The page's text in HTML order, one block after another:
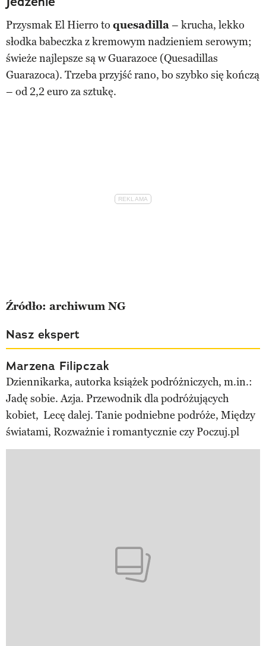
Przysmak El Hierro to quesadilla– krucha, lekko
słodka babeczka z kremowym nadzieniem serowym;
świeże najlepsze są w Guarazoce (Quesadillas
Guarazoca). Trzeba przyjść rano, bo szybko się kończą
– od 2,2 euro za sztukę.
Źródło: archiwum NG
Nasz ekspert
Marzena Filipczak
Dziennikarka, autorka książek podróżniczych, m.in.:
Jadę sobie. Azja. Przewodnik dla podróżujących
kobiet, Lecę dalej. Tanie podniebne podróże, Między
światami, Rozważnie i romantycznie czy Poczuj.pl